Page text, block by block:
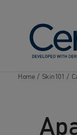
Home / Skin101 /